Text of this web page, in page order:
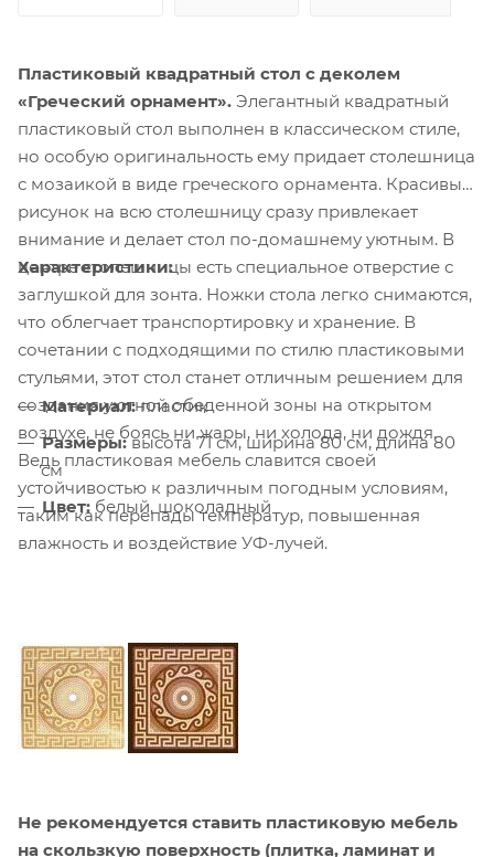
Пластиковый квадратный стол с деколем
«Греческий орнамент». Элегантный квадратный
пластиковый стол выполнен в классическом стиле,
но особую оригинальность ему придает столешница
с мозаикой в виде греческого орнамента. Красивый
рисунок на всю столешницу сразу привлекает
внимание и делает стол по-домашнему уютным. В
центре столешницы есть специальное отверстие с
заглушкой для зонта. Ножки стола легко снимаются,
что облегчает транспортировку и хранение. В
сочетании с подходящими по стилю пластиковыми
стульями, этот стол станет отличным решением для
создания уютной обеденной зоны на открытом
воздухе, не боясь ни жары, ни холода, ни дождя.
Ведь пластиковая мебель славится своей
устойчивостью к различным погодным условиям,
таким как перепады температур, повышенная
влажность и воздействие УФ-лучей.
Характеристики:
Материал:пластик
Размеры:высота 71 см, ширина 80 см, длина 80
см
Цвет: белый, шоколадный
Не рекомендуется ставить пластиковую мебель
на скользкую поверхность (плитка, ламинат и